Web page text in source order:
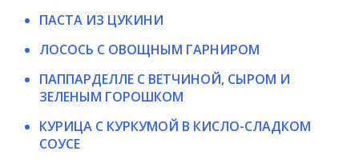
ПАСТА ИЗ ЦУКИНИ
ЛОСОСЬ С ОВОЩНЫМ ГАРНИРОМ
ПАППАРДЕЛЛЕ С ВЕТЧИНОЙ, СЫРОМ И
ЗЕЛЕНЫМ ГОРОШКОМ
КУРИЦА С КУРКУМОЙ В КИСЛО-СЛАДКОМ
СОУСЕ